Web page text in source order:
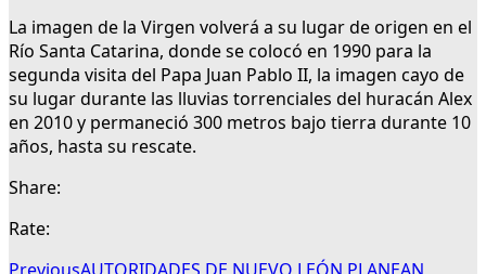
La imagen de la Virgen volverá a su lugar de origen en el
Río Santa Catarina, donde se colocó en 1990 para la
segunda visita del Papa Juan Pablo II, la imagen cayo de
su lugar durante las lluvias torrenciales del huracán Alex
en 2010 y permaneció 300 metros bajo tierra durante 10
años, hasta su rescate.
Share:
Rate: